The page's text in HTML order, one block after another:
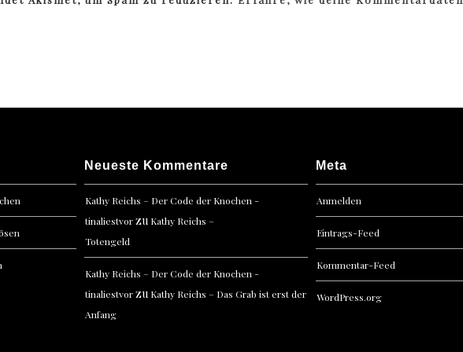
Neueste Kommentare
Kathy Reichs – Der Code der Knochen -
tinaliestvorzu Kathy Reichs –
Totengeld
Kathy Reichs – Der Code der Knochen -
tinaliestvorzu Kathy Reichs – Das Grab ist erst der
Anfang
Meta
Anmelden
Eintrags-Feed
Kommentar-Feed
WordPress.org